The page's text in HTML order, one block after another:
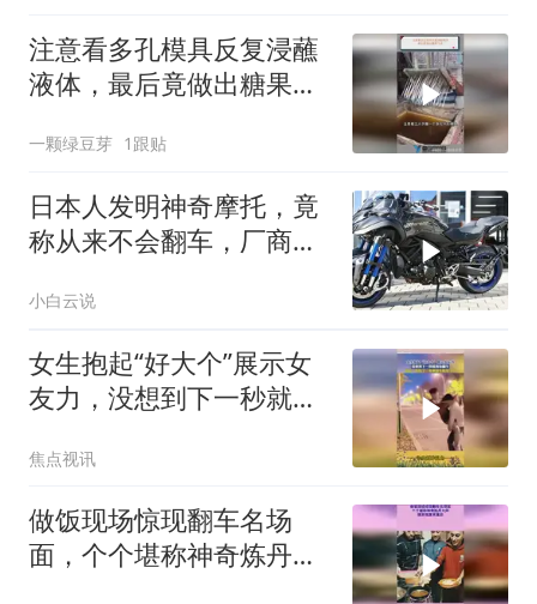
注意看多孔模具反复浸蘸
液体，最后竟做出糖果气
一颗绿豆芽 1跟贴
日本人发明神奇摩托，竟
称从来不会翻车，厂商：
小白云说
女生抱起“好大个”展示女
友力，没想到下一秒就现
焦点视讯
做饭现场惊现翻车名场
面，个个堪称神奇炼丹大